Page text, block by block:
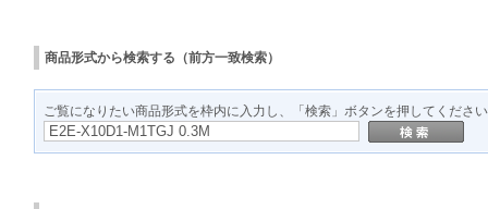
商品形式から検索する（前方一致検索）
ご覧になりたい商品形式を枠内に入力し、「検索」ボタンを押してくださ